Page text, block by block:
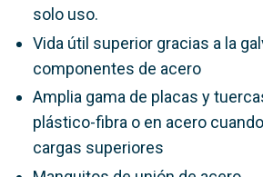
solo uso.
Vida útil superior gracias a la
componentes de acero
Amplia gama de placas y
plástico-fibra o en acero
cargas superiores